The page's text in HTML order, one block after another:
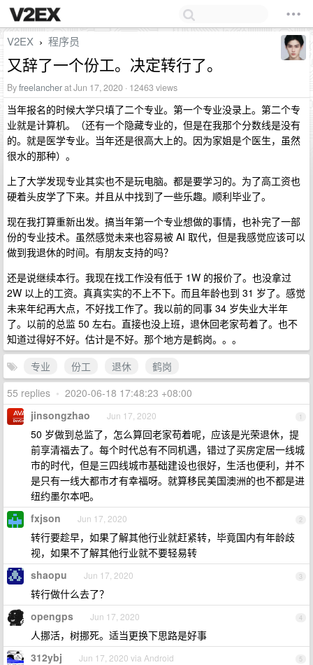
V2EX › 程序员
又辞了一个份工。决定转行了。
Byfreelancherat Jun 17, 2020 · 12463 views
当年报名的时候大学只填了二个专业。第一个专业没录上。第二个专
业就是计算机。（还有一个隐藏专业的，但是在我那个分数线是没有
的。就是医学专业。当年还是很高大上的。因为家姐是个医生，虽然
很水的那种）。
上了大学发现专业其实也不是玩电脑。都是要学习的。为了高工资也
硬着头皮学了下来。并且从中找到了一些乐趣。顺利毕业了。
现在我打算重新出发。搞当年第一个专业想做的事情，也补完了一部
份的专业技术。虽然感觉未来也容易被 AI 取代，但是我感觉应该可以
做到我退休的时间。有朋友支持的吗？
还是说继续本行。我现在找工作没有低于 1W 的报价了。也没拿过
2W 以上的工资。真真实实的不上不下。而且年龄也到 31 岁了。感觉
未来年纪再大点，不好找工作了。我以前的同事 34 岁失业大半年
了。以前的总监 50 左右。直接也没上班，退休回老家苟着了。也不
知道过得好不好。估计是不好。那个地方是鹤岗。。。
专业
份工 退休
鹤岗
55 replies • 2020-06-18 17:48:23 +08:00
1
jinsongzhao Jun 17, 2020
50 岁做到总监了，怎么算回老家苟着呢，应该是光荣退休，提
前享清福去了。每个时代总有不同机遇，错过了买房定居一线城
市的时代，但是三四线城市基础建设也很好，生活也便利，并不
是只有一线大都市才有幸福呀。就算移民美国澳洲的也不都是进
纽约墨尔本吧。
2
fxjson Jun 17, 2020
转行要趁早，如果了解其他行业就赶紧转，毕竟国内有年龄歧
视，如果不了解其他行业就不要轻易转
3
shaopu Jun 17, 2020
转行做什么去了？
4
opengps Jun 17, 2020
人挪活，树挪死。适当更换下思路是好事
5
312ybj Jun 17, 2020 via Android